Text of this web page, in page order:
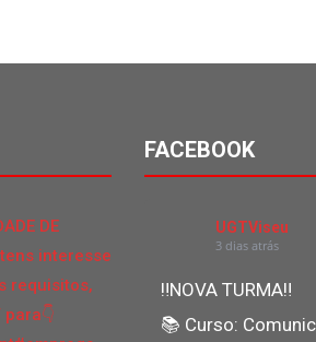
FACEBOOK
UGTViseu
3 dias atrás
‼NOVA TURMA‼
📚 Curso: